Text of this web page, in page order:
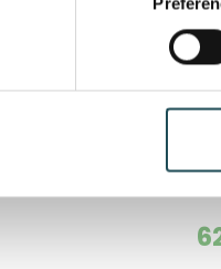
Nom du
Nom du